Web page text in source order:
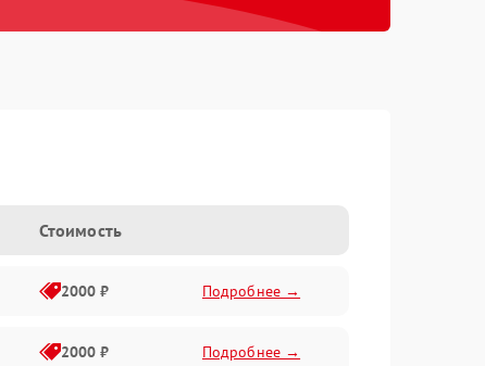
Стоимость
2000 ₽ Подробнее →
2000 ₽ Подробнее →